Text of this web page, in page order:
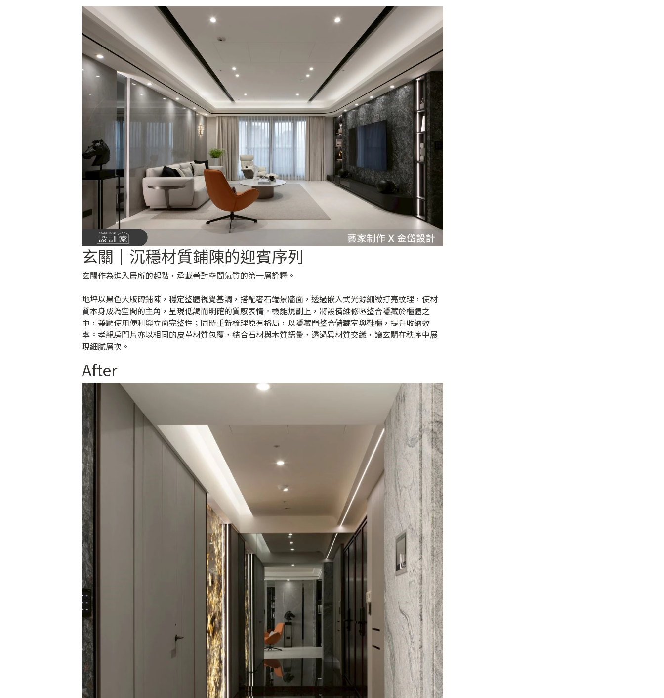
玄關｜沉穩材質鋪陳的迎賓序列
玄關作為進入居所的起點，承載著對空間氣質的第一層詮釋。
地坪以黑色大版磚鋪陳，穩定整體視覺基調，搭配奢石端景牆面，透過嵌入式光源細緻打亮紋理，使材
質本身成為空間的主角，呈現低調而明確的質感表情。機能規劃上，將設備維修區整合隱藏於櫃體之
中，兼顧使用便利與立面完整性；同時重新梳理原有格局，以隱藏門整合儲藏室與鞋櫃，提升收納效
率。孝親房門片亦以相同的皮革材質包覆，結合石材與木質語彙，透過異材質交織，讓玄關在秩序中展
現細膩層次。
After